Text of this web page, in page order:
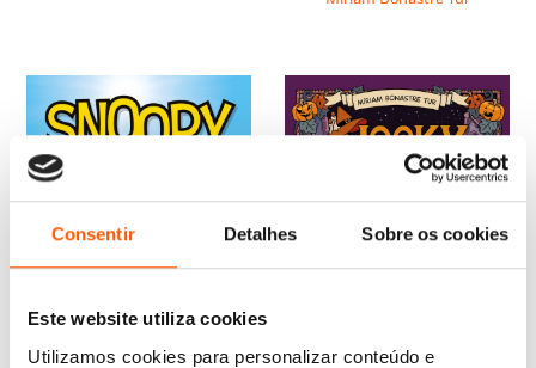
Consentir Detalhes Sobre os cookies
Este website utiliza cookies
Utilizamos cookies para personalizar conteúdo e